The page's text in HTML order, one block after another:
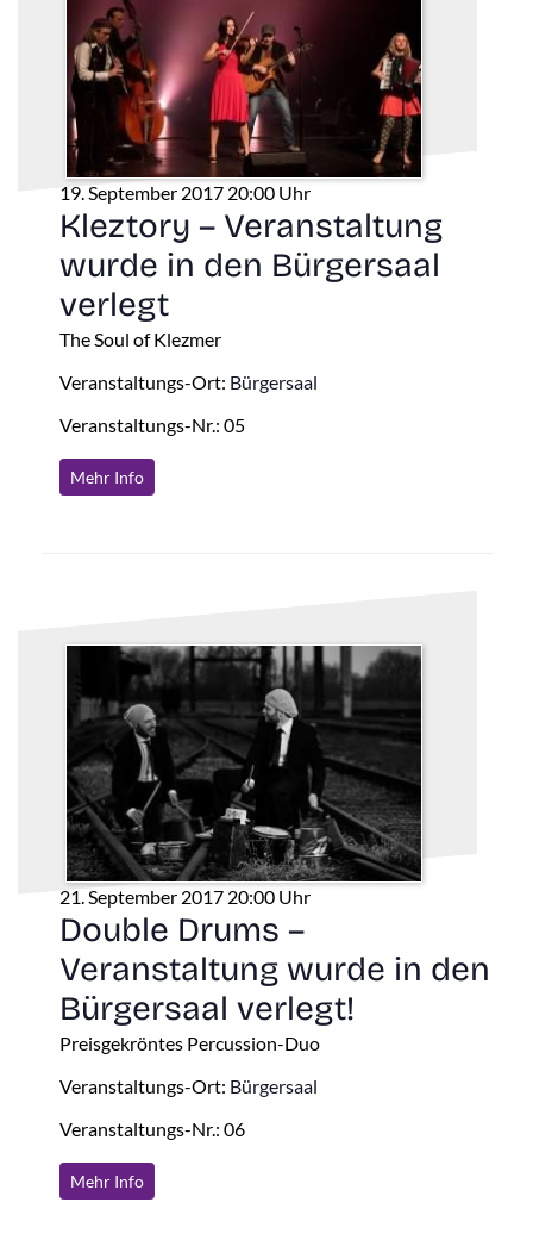
19. September 2017 20:00 Uhr
Kleztory – Veranstaltung
wurde in den Bürgersaal
verlegt
The Soul of Klezmer
Veranstaltungs-Ort: Bürgersaal
Veranstaltungs-Nr.: 05
Mehr Info
21. September 2017 20:00 Uhr
Double Drums –
Veranstaltung wurde in den
Bürgersaal verlegt!
Preisgekröntes Percussion-Duo
Veranstaltungs-Ort: Bürgersaal
Veranstaltungs-Nr.: 06
Mehr Info